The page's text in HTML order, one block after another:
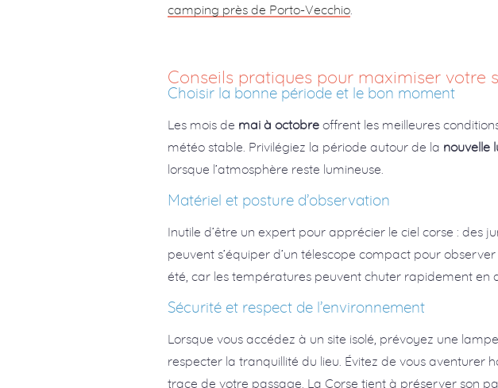
camping près de Porto-Vecchio
Conseils pratiques pour maximiser votre
Choisir la bonne période et le bon moment
Les mois de mai à octobre offrent les meilleures
météo stable. Privilégiez la période autour de la nouvelle
lorsque l’atmosphère reste lumineuse.
Matériel et posture d’observation
Inutile d’être un expert pour apprécier le ciel corse : des
peuvent s’équiper d’un télescope compact pour
été, car les températures peuvent chuter rapidement en
Sécurité et respect de l’environnement
Lorsque vous accédez à un site isolé, prévoyez une
respecter la tranquillité du lieu. Évitez de vous aventurer
trace de votre passage. La Corse tient à préserver son